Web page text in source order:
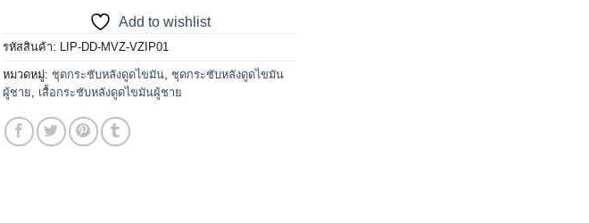
Add to wishlist
รหัสสินค้า: LIP-DD-MVZ-VZIP01
หมวดหมู่: ชุดกระชับหลังดูดไขมัน ชุดกระชับหลังดูดไขมัน
ผู้ชาย
เสื้อกระชับหลังดูดไขมันผู้ชาย